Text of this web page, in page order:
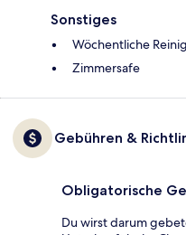
Sonstiges
Wöchentliche
Zimmersafe
Gebühren &
Obligatorische
Du wirst darum